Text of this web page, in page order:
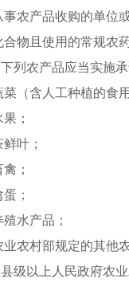
农产品收购的单位
物且使用的常规农
下列农产品应当实施
菜（含人工种植的食
果；
鲜叶；
禽；
蛋；
殖水产品；
业农村部规定的其他
级以上人民政府农